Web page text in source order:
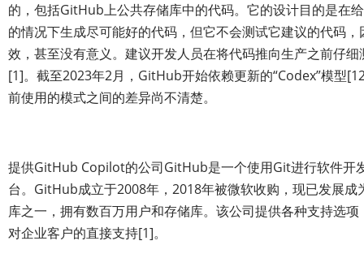
的，包括GitHub上公共存储库中的代码。它的设计目的是在
的情况下生成尽可能好的代码，但它不会测试它建议的代码
效，甚至没有意义。建议开发人员在将代码推向生产之前仔
[1]。截至2023年2月，GitHub开始依赖更新的“Codex”模型
前使用的模式之间的差异尚不清楚。
提供GitHub Copilot的公司GitHub是一个使用Git进行软件开
台。GitHub成立于2008年，2018年被微软收购，现已发展成
库之一，拥有数百万用户和存储库。该公司提供各种支持选
对企业客户的直接支持[1]。